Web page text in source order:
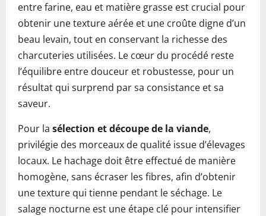
entre farine, eau et matière grasse est crucial pour
obtenir une texture aérée et une croûte digne d’un
beau levain, tout en conservant la richesse des
charcuteries utilisées. Le cœur du procédé reste
l’équilibre entre douceur et robustesse, pour un
résultat qui surprend par sa consistance et sa
saveur.
Pour la sélection et découpe de la viande,
privilégie des morceaux de qualité issue d’élevages
locaux. Le hachage doit être effectué de manière
homogène, sans écraser les fibres, afin d’obtenir
une texture qui tienne pendant le séchage. Le
salage nocturne est une étape clé pour intensifier